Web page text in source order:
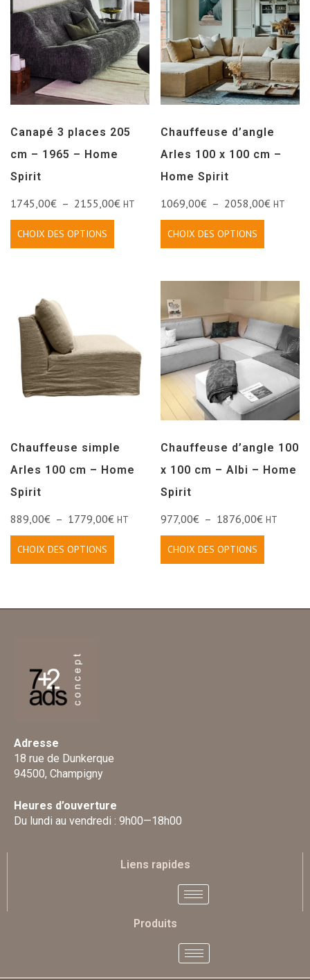
Canapé 3 places 205
cm – 1965 – Home
Spirit
1745,00€ – 2155,00€ HT
CHOIX DES OPTIONS
Chauffeuse d’angle
Arles 100 x 100 cm –
Home Spirit
1069,00€ – 2058,00€ HT
CHOIX DES OPTIONS
Chauffeuse simple
Arles 100 cm – Home
Spirit
889,00€ – 1779,00€ HT
CHOIX DES OPTIONS
Chauffeuse d’angle 100
x 100 cm – Albi – Home
Spirit
977,00€ – 1876,00€ HT
CHOIX DES OPTIONS
Adresse
18 rue de Dunkerque
94500, Champigny
Heures d’ouverture
Du lundi au vendredi : 9h00—18h00
Liens rapides
Produits